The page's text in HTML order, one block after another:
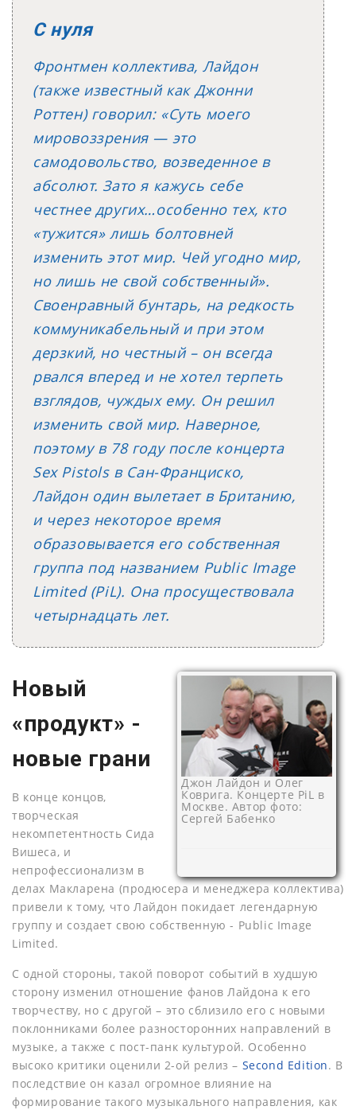
С нуля
Фронтмен коллектива, Лайдон
(также известный как Джонни
Роттен) говорил: «Суть моего
мировоззрения — это
самодовольство, возведенное в
абсолют. Зато я кажусь себе
честнее других…особенно тех, кто
«тужится» лишь болтовней
изменить этот мир. Чей угодно мир,
но лишь не свой собственный».
Своенравный бунтарь, на редкость
коммуникабельный и при этом
дерзкий, но честный – он всегда
рвался вперед и не хотел терпеть
взглядов, чуждых ему. Он решил
изменить свой мир. Наверное,
поэтому в 78 году после концерта
Sex Pistols в Сан-Франциско,
Лайдон один вылетает в Британию,
и через некоторое время
образовывается его собственная
группа под названием Public Image
Limited (PiL). Она просуществовала
четырнадцать лет.
Джон Лайдон и Олег
Коврига. Концерте PiL в
Москве. Автор фото:
Сергей Бабенко
Новый
«продукт» -
новые грани
В конце концов,
творческая
некомпетентность Сида
Вишеса, и
непрофессионализм в
делах Макларена (продюсера и менеджера коллектива)
привели к тому, что Лайдон покидает легендарную
группу и создает свою собственную - Public Image
Limited.
С одной стороны, такой поворот событий в худшую
сторону изменил отношение фанов Лайдона к его
творчеству, но с другой – это сблизило его с новыми
поклонниками более разносторонних направлений в
музыке, а также с пост-панк культурой. Особенно
высоко критики оценили 2-ой релиз – Second Edition. В
последствие он казал огромное влияние на
формирование такого музыкального направления, как